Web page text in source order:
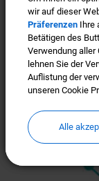
wir auf dieser
Präferenzen Ihre
Betätigen des
Verwendung aller
lehnen Sie der
Auflistung der
unseren Cookie
Alle
wir auf dieser
Präferenzen Ihre
Betätigen des
Verwendung aller
lehnen Sie der
Auflistung der
unseren Cookie
Alle